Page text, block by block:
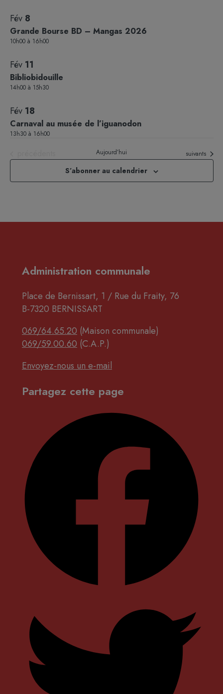
Fév 8
Grande Bourse BD – Mangas 2026
10h00 à 16h00
Fév 11
Bibliobidouille
14h00 à 15h30
Fév 18
Carnaval au musée de l’iguanodon
13h30 à 16h00
Aujourd’hui Évènements
suivants
S’abonner au calendrier
Administration communale
Place de Bernissart, 1 / Rue du Fraity, 76
B-7320 BERNISSART
069/64.65.20 (Maison communale)
069/59.00.60 (C.A.P.)
Envoyez-nous un e-mail
Partagez cette page